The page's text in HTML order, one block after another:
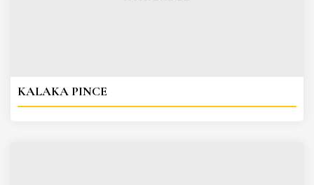
KALAKA PINCE